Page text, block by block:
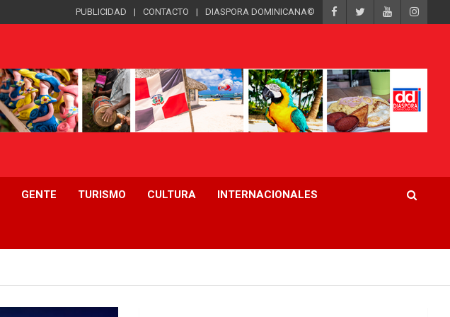
PUBLICIDAD CONTACTO DIASPORA DOMINICANA©
GENTE TURISMO CULTURA INTERNACIONALES